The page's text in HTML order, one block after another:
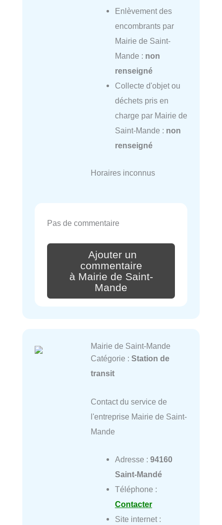
Enlèvement des
encombrants par
Mairie de Saint-
Mande : non
renseigné
Collecte d'objet ou
déchets pris en
charge par Mairie de
Saint-Mande : non
renseigné
Horaires inconnus
Pas de commentaire
Ajouter un
commentaire
à Mairie de Saint-
Mande
Mairie de Saint-Mande
Catégorie : Station de
transit
Contact du service de
l'entreprise Mairie de Saint-
Mande
Adresse : 94160
Saint-Mandé
Téléphone :
Contacter
Site internet :